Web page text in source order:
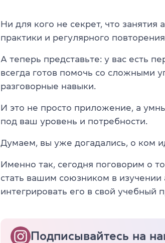
Ни для кого не секрет, что
практики и регулярного
А теперь представьте: у вас есть
всегда готов помочь со сложными
разговорные навыки.
И это не просто приложение, а
под ваш уровень и потребности.
Думаем, вы уже догадались, о ком
Именно так, сегодня поговорим о
стать вашим союзником в изучении
интегрировать его в свой учебный
Подписывайтесь на